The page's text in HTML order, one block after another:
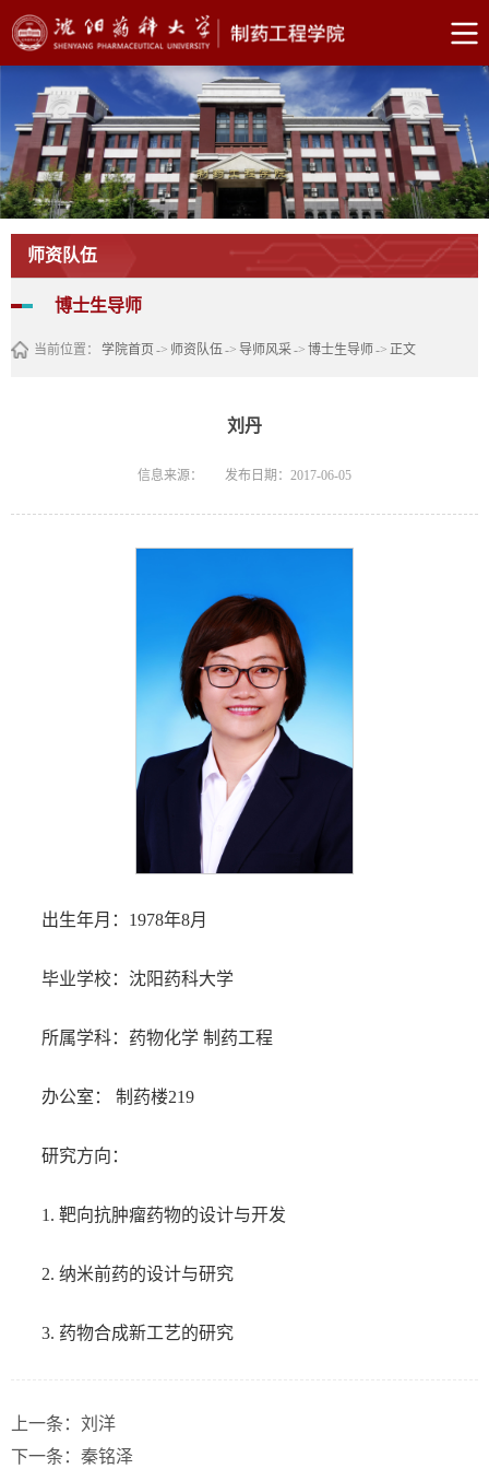
师资队伍
博士生导师
当前位置： 学院首页 -> 师资队伍-> 导师风采-> 博士生导师 -> 正文
刘丹
信息来源： 发布日期：2017-06-05
出生年月：1978年8月
毕业学校：沈阳药科大学
所属学科：药物化学 制药工程
办公室： 制药楼219
研究方向：
1. 靶向抗肿瘤药物的设计与开发
2. 纳米前药的设计与研究
3. 药物合成新工艺的研究
上一条： 刘洋
下一条： 秦铭泽